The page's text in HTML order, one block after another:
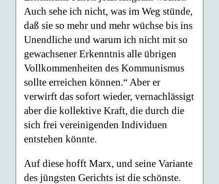
Auch sehe ich nicht, was im Weg stünde,
daß sie so mehr und mehr wüchse bis ins
Unendliche und warum ich nicht mit so
gewachsener Erkenntnis alle übrigen
Vollkommenheiten des Kommunismus
sollte erreichen können.“ Aber er
verwirft das sofort wieder, vernachlässigt
aber die kollektive Kraft, die durch die
sich frei vereinigenden Individuen
entstehen könnte.
Auf diese hofft Marx, und seine Variante
des jüngsten Gerichts ist die schönste.